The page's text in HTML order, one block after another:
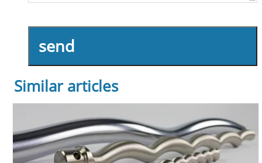
send
Similar articles